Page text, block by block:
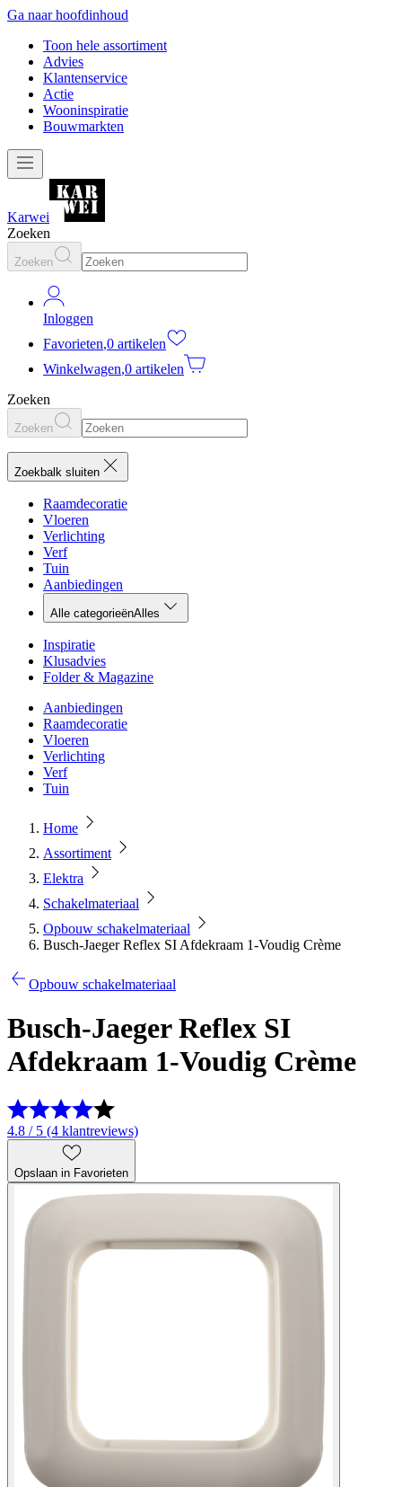
Ga naar hoofdinhoud
Toon hele assortiment
Advies
Klantenservice
Actie
Wooninspiratie
Bouwmarkten
Karwei
Zoeken
Zoeken
Inloggen
Favorieten,0 artikelen
Winkelwagen,0 artikelen
Zoeken
Zoeken
Zoekbalk sluiten
Raamdecoratie
Vloeren
Verlichting
Verf
Tuin
Aanbiedingen
Alle categorieënAlles
Inspiratie
Klusadvies
Folder & Magazine
Aanbiedingen
Raamdecoratie
Vloeren
Verlichting
Verf
Tuin
Home
Assortiment
Elektra
Schakelmateriaal
Opbouw schakelmateriaal
Busch-Jaeger Reflex SI Afdekraam 1-Voudig Crème
Opbouw schakelmateriaal
Busch-Jaeger Reflex SI
Afdekraam 1-Voudig Crème
4.8 / 5 (4 klantreviews)
Opslaan in Favorieten